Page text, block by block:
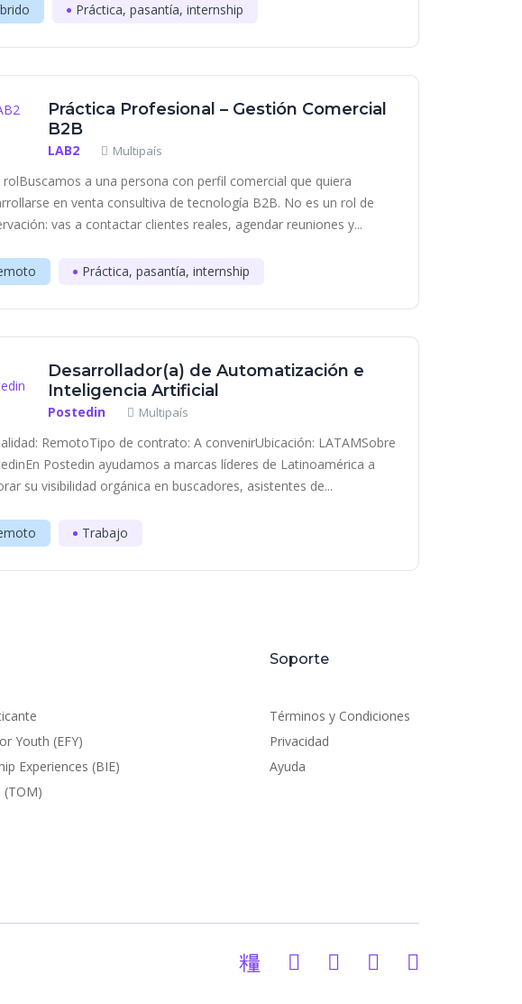
Práctica, pasantía, internship
Práctica Profesional – Gestión Comercial
B2B
LAB2 Multipaís
rolBuscamos a una persona con perfil comercial que quiera
en venta consultiva de tecnología B2B. No es un rol de
vas a contactar clientes reales, agendar reuniones y...
Práctica, pasantía, internship
Desarrollador(a) de Automatización e
Inteligencia Artificial
Postedin Multipaís
RemotoTipo de contrato: A convenirUbicación: LATAMSobre
Postedin ayudamos a marcas líderes de Latinoamérica a
su visibilidad orgánica en buscadores, asistentes de...
Trabajo
Youth (EFY)
Experiences (BIE)
(TOM)
Soporte
Términos y Condiciones
Privacidad
Ayuda